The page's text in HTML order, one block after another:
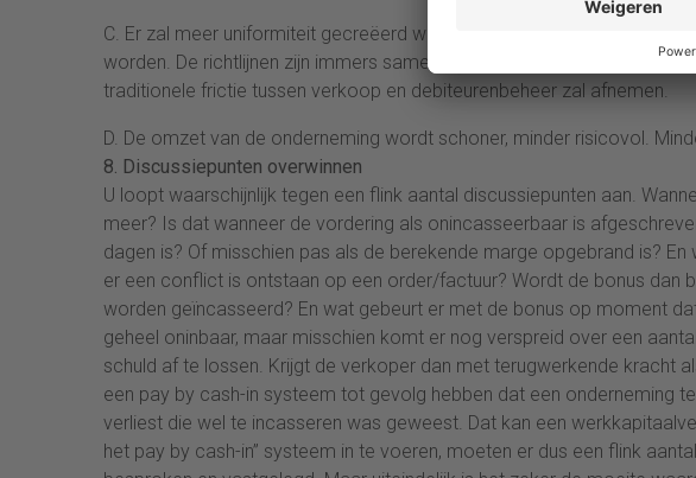
C. Er zal meer uniformiteit gecreëerd worden binnen het bedrijf omdat
worden. De richtlijnen zijn immers samen opgesteld en dus dient men
traditionele frictie tussen verkoop en debiteurenbeheer zal afnemen.
D. De omzet van de onderneming wordt schoner, minder risicovol.
8. Discussiepunten overwinnen
U loopt waarschijnlijk tegen een flink aantal discussiepunten aan.
meer? Is dat wanneer de vordering als onincasseerbaar is
dagen is? Of misschien pas als de berekende marge opgebrand is?
er een conflict is ontstaan op een order/factuur? Wordt de bonus dan
worden geïncasseerd? En wat gebeurt er met de bonus op moment
geheel oninbaar, maar misschien komt er nog verspreid over een
schuld af te lossen. Krijgt de verkoper dan met terugwerkende kracht
een pay by cash-in systeem tot gevolg hebben dat een onderneming
verliest die wel te incasseren was geweest. Dat kan een
het pay by cash-in” systeem in te voeren, moeten er dus een flink